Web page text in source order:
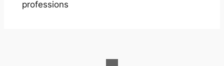
professions